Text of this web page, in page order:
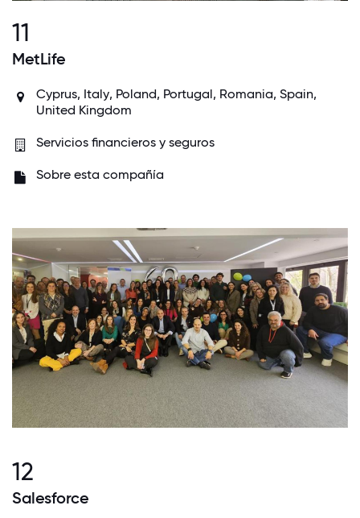
11
MetLife
Cyprus, Italy, Poland, Portugal, Romania, Spain,
United Kingdom
Servicios financieros y seguros
Sobre esta compañía
12
Salesforce